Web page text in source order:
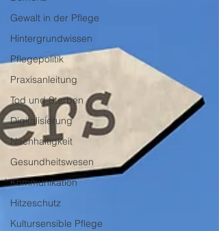
Gewalt in der Pflege
Hintergrundwissen
Pflegepolitik
Praxisanleitung
Tod und Sterben
Digitalisierung
Nachhaltigkeit
Gesundheitswesen
Kommunikation
Hitzeschutz
Kultursensible Pflege